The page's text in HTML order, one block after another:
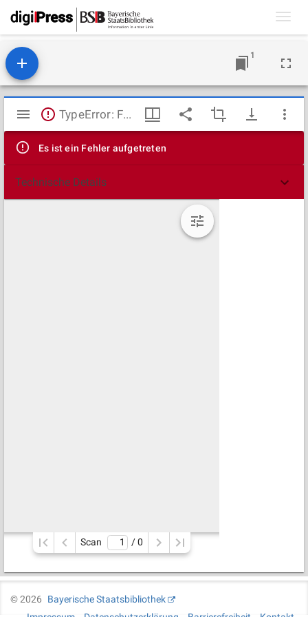
1
Mirador
Viewer
TypeError: Failed to fetch
Es ist ein Fehler aufgetreten
Technische Details
Scan / 0
©2026
Bayerische Staatsbibliothek